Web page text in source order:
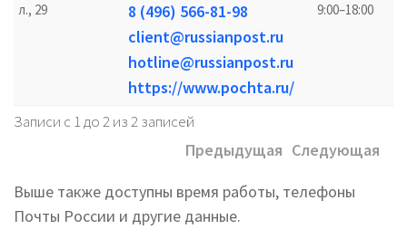
л., 29
8 (496) 566-81-98
client@russianpost.ru
hotline@russianpost.ru
https://www.pochta.ru/
9:00–18:00
Записи с 1 до 2 из 2 записей
Предыдущая Следующая
Выше также доступны время работы, телефоны
Почты России и другие данные.